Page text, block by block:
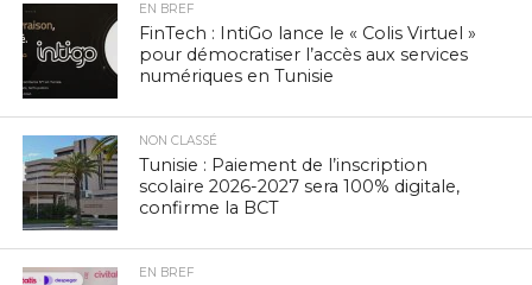
EN BREF
FinTech : IntiGo lance le « Colis Virtuel »
pour démocratiser l’accès aux services
numériques en Tunisie
NON CLASSÉ
Tunisie : Paiement de l’inscription
scolaire 2026-2027 sera 100% digitale,
confirme la BCT
EN BREF